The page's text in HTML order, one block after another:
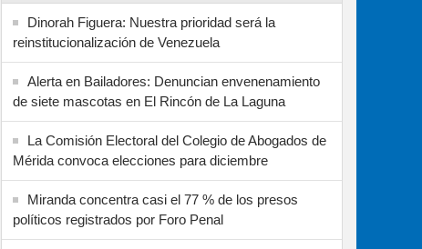
Dinorah Figuera: Nuestra prioridad será la
reinstitucionalización de Venezuela
Alerta en Bailadores: Denuncian envenenamiento
de siete mascotas en El Rincón de La Laguna
La Comisión Electoral del Colegio de Abogados de
Mérida convoca elecciones para diciembre
Miranda concentra casi el 77 % de los presos
políticos registrados por Foro Penal